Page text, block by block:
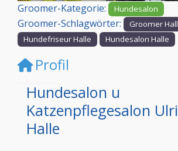
Groomer-Kategorie: Hundesalon
Groomer-Schlagwörter:
Groomer
Hundefriseur Halle
Hundesalon Halle
Profil
Hundesalon u
Katzenpflegesalon
Halle